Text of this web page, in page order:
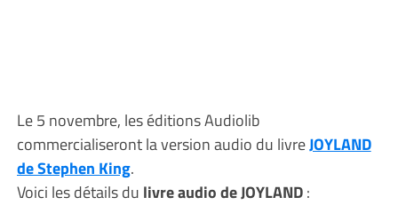
Le 5 novembre, les éditions Audiolib
commercialiseront la version audio du livreJOYLAND
de Stephen King.
Voici les détails du livre audio de JOYLAND: